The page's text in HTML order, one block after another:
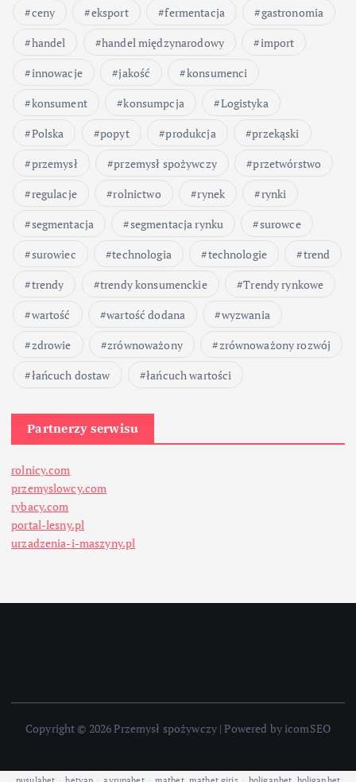
ceny
eksport fermentacja
gastronomia
handel
handel międzynarodowy
import
innowacje
jakość
konsumenci
konsument
konsumpcja
Logistyka
Polska
popyt produkcja
przekąski
przemysł
przemysł spożywczy
przetwórstwo
regulacje
rolnictwo rynek
rynki
segmentacja
segmentacja rynku
surowce
surowiec
technologia technologie
trend
trendy
trendy konsumenckie
Trendy rynkowe
wartość
wartość dodana
wyzwania
zdrowie
zrównoważony
zrównoważony rozwój
łańcuch dostaw
łańcuch wartości
Partnerzy serwisu
rolnicy.com
przemyslowcy.com
rybacy.com
portal-lesny.pl
urzadzenia-i-maszyny.pl
Copyright © 2026 Przemysł spożywczy | Powered by icomSEO